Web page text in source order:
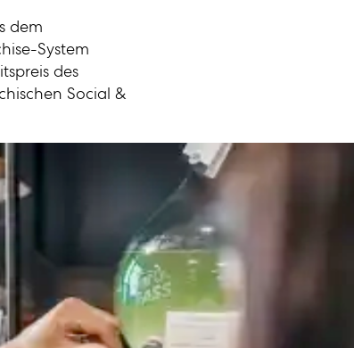
dem
System
des
Social &